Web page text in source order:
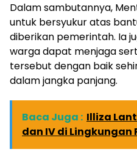
‎Dalam sambutannya,
untuk bersyukur atas
diberikan pemerintah. Ia
warga dapat menjaga
tersebut dengan baik
dalam jangka panjang.
Baca Juga : Illiza
dan IV di Lingkungan